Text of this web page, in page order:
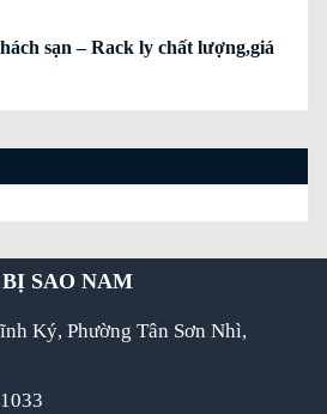
sạn – Rack ly chất lượng,giá
SAO NAM
Ký, Phường Tân Sơn Nhì,